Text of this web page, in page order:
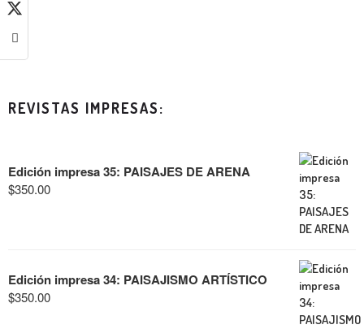
REVISTAS IMPRESAS:
Edición impresa 35: PAISAJES DE ARENA
$350.00
Edición impresa 34: PAISAJISMO ARTÍSTICO
$350.00